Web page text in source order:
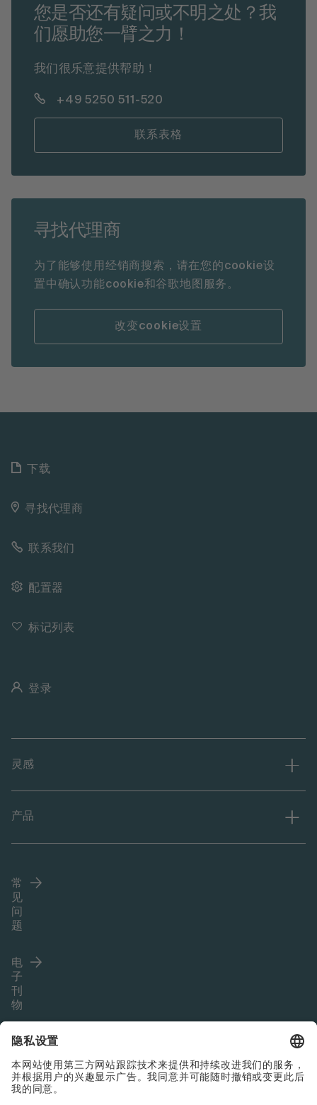
您是否还有疑问或不明之处？我
们愿助您一臂之力！
我们很乐意提供帮助！
+49 5250 511-520
联系表格
寻找代理商
为了能够使用经销商搜索，请在您的cookie设
置中确认功能cookie和谷歌地图服务。
改变cookie设置
下载
寻找代理商
联系我们
配置器
标记列表
登录
灵感
产品
常
见
问
题
电
子
刊
物
Language (ZH)